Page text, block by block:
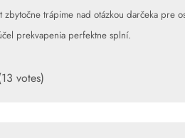
zbytočne trápime nad otázkou darčeka pre
prekvapenia perfektne splní.
votes)